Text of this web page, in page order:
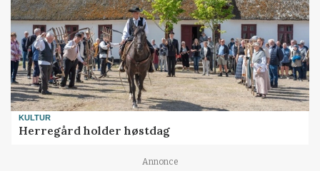
KULTUR
Herregård holder høstdag
Annonce